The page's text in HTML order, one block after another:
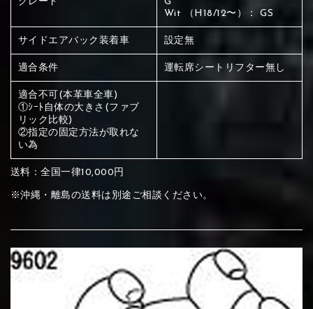
赤く塗られている場所を選択
ください
メイン生地は下記16種類からご選択ください。
①Beige ③Red
赤く塗られている部分にカラ
ー選択ください
赤く塗られている場所を選択
ください
刺繍は下記21種類からご選択ください。
赤く塗られている場所を選択
ください
赤く塗られている場所を選択
ください
Wit （H18/12〜）： GS
サイドエアバック装着車 設定無
適合条件 運転席シートリフター無し
適合不可(本革車全車)
①ｼｰﾄ自体の大きさ(ファブ
リック比較)
②指定の固定方法が取れな
い為
送料：全国一律10,000円
※沖縄・離島の送料は別途ご相談ください。